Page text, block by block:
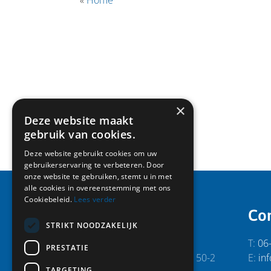
RVS Vereniging
p/a Abe Lenstra Boulevard 50-2
T:
E:
×
Deze website maakt
gebruik van cookies.
Deze website gebruikt cookies om uw
gebruikerservaring te verbeteren. Door
onze website te gebruiken, stemt u in met
alle cookies in overeenstemming met ons
Cookiebeleid. Lees verder
STRIKT NOODZAKELIJK
PRESTATIE